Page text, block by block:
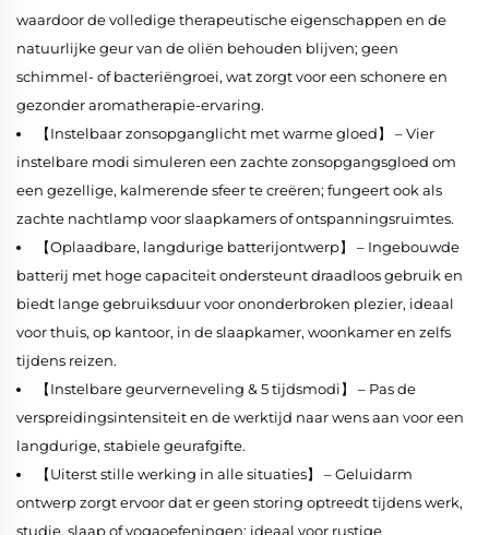
waardoor de volledige therapeutische eigenschappen en de
natuurlijke geur van de oliën behouden blijven; geen
schimmel- of bacteriëngroei, wat zorgt voor een schonere en
gezonder aromatherapie-ervaring.
【Instelbaar zonsopganglicht met warme gloed】 – Vier
instelbare modi simuleren een zachte zonsopgangsgloed om
een gezellige, kalmerende sfeer te creëren; fungeert ook als
zachte nachtlamp voor slaapkamers of ontspanningsruimtes.
【Oplaadbare, langdurige batterijontwerp】 – Ingebouwde
batterij met hoge capaciteit ondersteunt draadloos gebruik en
biedt lange gebruiksduur voor ononderbroken plezier, ideaal
voor thuis, op kantoor, in de slaapkamer, woonkamer en zelfs
tijdens reizen.
【Instelbare geurverneveling & 5 tijdsmodi】 – Pas de
verspreidingsintensiteit en de werktijd naar wens aan voor een
langdurige, stabiele geurafgifte.
【Uiterst stille werking in alle situaties】 – Geluidarm
ontwerp zorgt ervoor dat er geen storing optreedt tijdens werk,
studie, slaap of yogaoefeningen; ideaal voor rustige